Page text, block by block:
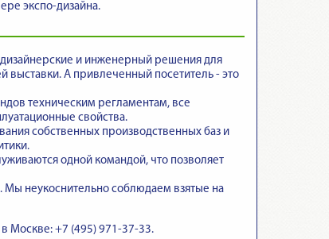
экспо-дизайна.
и инженерный решения для
выставки. А привлеченный посетитель - это
техническим регламентам, все
свойства.
собственных производственных баз и
одной командой, что позволяет
. Мы неукоснительно соблюдаем взятые на
в Москве: +7 (495) 971-37-33.